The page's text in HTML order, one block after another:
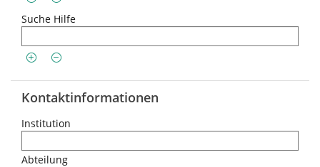
Suche Hilfe
Kontaktinformationen
Institution
Abteilung